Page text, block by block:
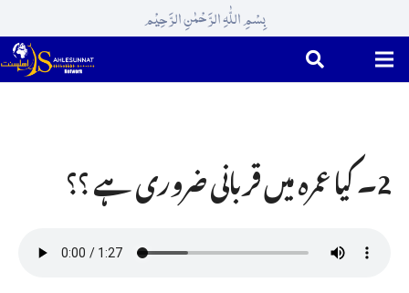
بِسْمِ اللّٰہِ الرَّحْمٰنِ الرَّحِیْم
2۔ کیا عمرہ میں قربانی ضروری ہے ؟؟